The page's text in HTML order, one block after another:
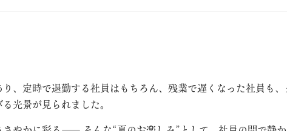
、定時で退勤する社員はもちろん、残業で遅くなった社員も
光景が見られました。